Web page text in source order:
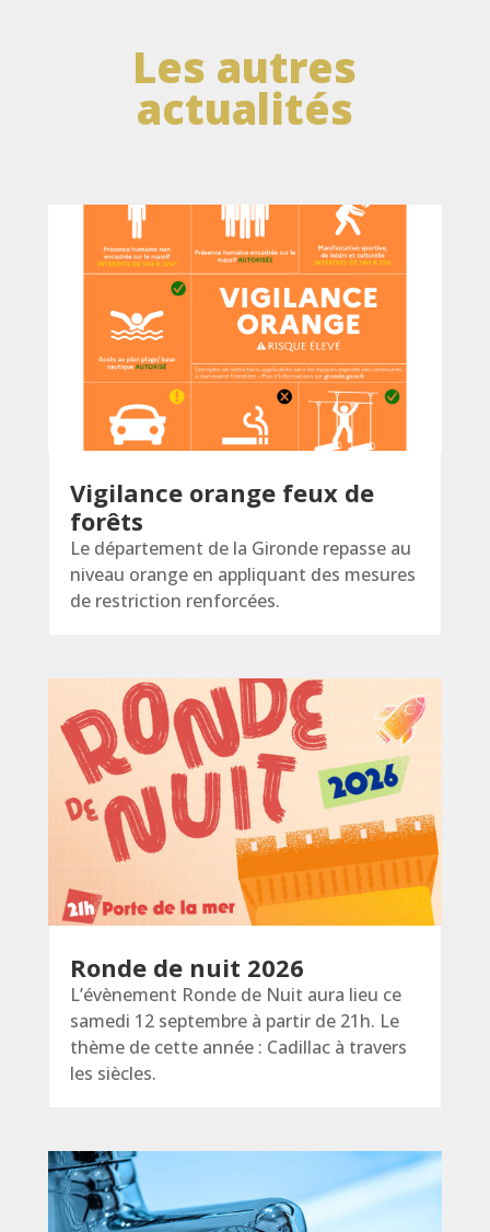
Les autres
actualités
Vigilance orange feux de
forêts
Le département de la Gironde repasse au
niveau orange en appliquant des mesures
de restriction renforcées.
Ronde de nuit 2026
L’évènement Ronde de Nuit aura lieu ce
samedi 12 septembre à partir de 21h. Le
thème de cette année : Cadillac à travers
les siècles.